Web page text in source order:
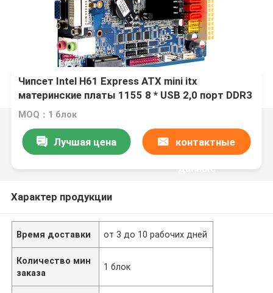
Чипсет Intel H61 Express ATX mini itx
материнские платы 1155 8 * USB 2,0 порт DDR3
материнские платы для промышленных
MOQ：1 блок
Лучшая цена контактные
данные
Характер продукции
Время доставки от 3 до 10 рабочих дней
Количество мин
заказа
1 блок